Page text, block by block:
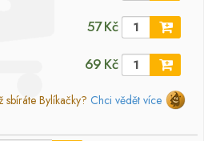
57 Kč
69 Kč
sbíráte Bylíkačky? Chci vědět více